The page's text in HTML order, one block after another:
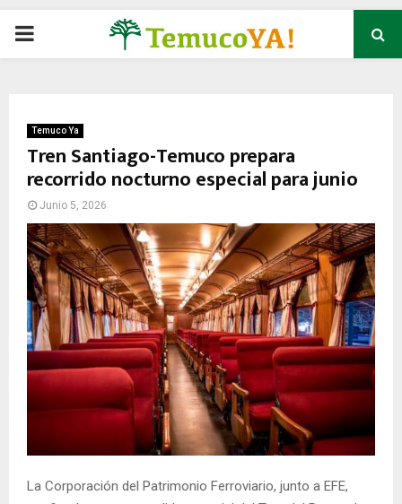
P
M
A
R
Y
M
Temuco Ya
Tren Santiago-Temuco prepara
recorrido nocturno especial para junio
Junio 5, 2026
La Corporación del Patrimonio Ferroviario, junto a EFE,